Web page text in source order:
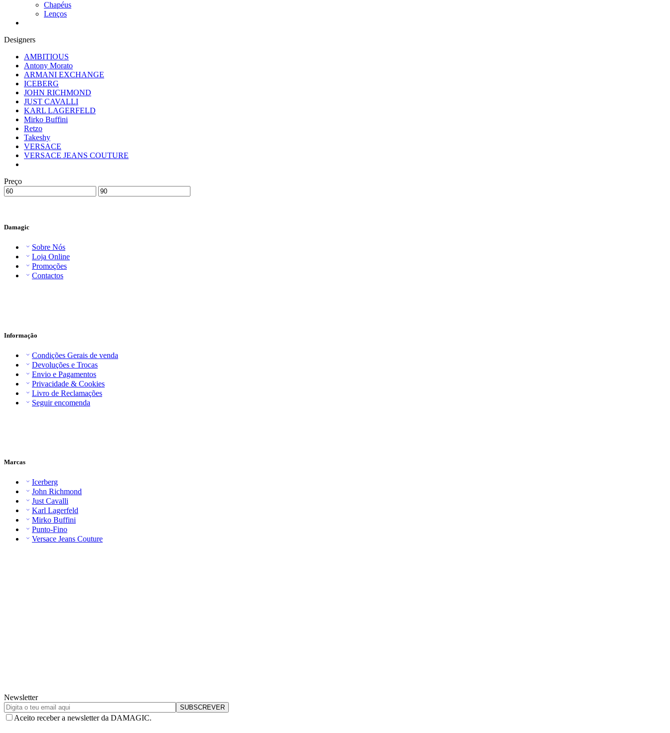
Chapéus
Lenços
Designers
AMBITIOUS
Antony Morato
ARMANI EXCHANGE
ICEBERG
JOHN RICHMOND
JUST CAVALLI
KARL LAGERFELD
Mirko Buffini
Retzo
Takeshy
VERSACE
VERSACE JEANS COUTURE
Preço
Damagic
Sobre Nós
Loja Online
Promoções
Contactos
Informação
Condições Gerais de venda
Devoluções e Trocas
Envio e Pagamentos
Privacidade & Cookies
Livro de Reclamações
Seguir encomenda
Marcas
Icerberg
John Richmond
Just Cavalli
Karl Lagerfeld
Mirko Buffini
Punto-Fino
Versace Jeans Couture
Newsletter
Aceito receber a newsletter da DAMAGIC.